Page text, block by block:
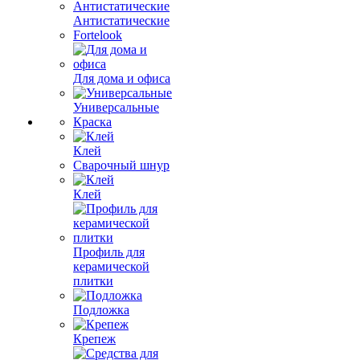
Антистатические
Fortelook
Для дома и офиса
Универсальные
Краска
Клей
Сварочный шнур
Клей
Профиль для
керамической
плитки
Подложка
Крепеж